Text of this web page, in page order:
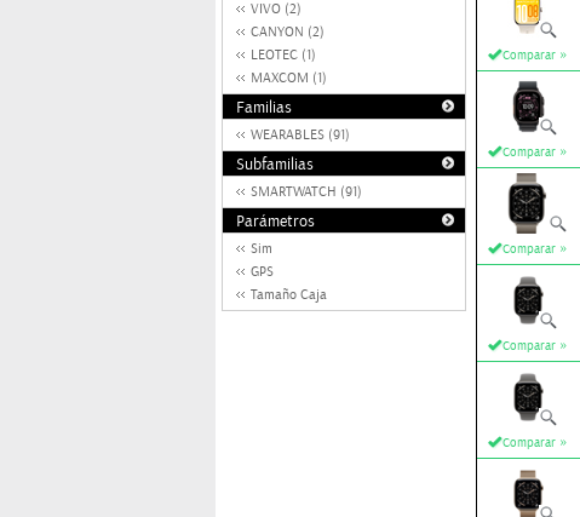
VIVO (2)
CANYON (2)
LEOTEC (1)
MAXCOM (1)
Familias
WEARABLES (91)
Subfamilias
SMARTWATCH (91)
Parámetros
Sim
GPS
Tamaño Caja
Comparar »
Comparar »
Comparar »
Comparar »
Comparar »